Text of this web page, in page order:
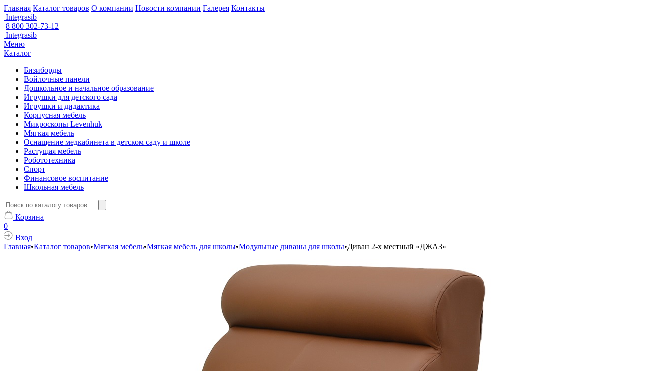
Главная Каталог товаров О компании Новости компании Галерея Контакты
Integrasib
8 800 302-73-12
Integrasib
Меню
Каталог
Бизиборды
Войлочные панели
Дошкольное и начальное образование
Игрушки для детского сада
Игрушки и дидактика
Корпусная мебель
Микроскопы Levenhuk
Мягкая мебель
Оснащение медкабинета в детском саду и школе
Растущая мебель
Робототехника
Спорт
Финансовое воспитание
Школьная мебель
Корзина
0
Вход
Главная•Каталог товаров•Мягкая мебель•Мягкая мебель для школы•Модульные диваны для школы•Диван 2-х местный «ДЖАЗ»